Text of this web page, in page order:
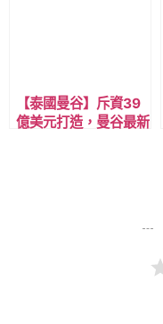
【泰國曼谷】斥資39
億美元打造，曼谷最新